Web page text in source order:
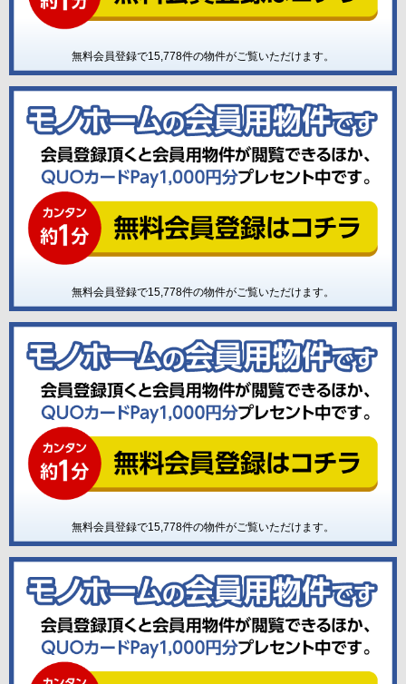
無料会員登録で15,778件の物件がご覧いただけます。
無料会員登録で15,778件の物件がご覧いただけます。
無料会員登録で15,778件の物件がご覧いただけます。